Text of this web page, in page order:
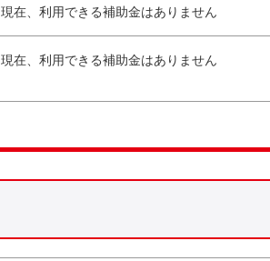
現在、利用できる補助金はありません
現在、利用できる補助金はありません